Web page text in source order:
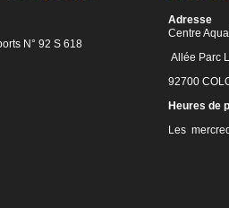
N° 92 S 618
Adresse
Centre
Allée Parc
92700
Heures de
Les